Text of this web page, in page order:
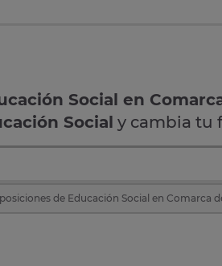
Social en
Social y cambia tu
de Educación Social en Comarca